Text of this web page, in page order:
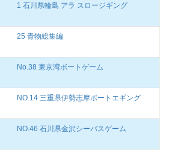
1 石川県輪島 アラ スロージギング
25 青物総集編
No.38 東京湾ボートゲーム
NO.14 三重県伊勢志摩ボートエギング
NO.46 石川県金沢シーバスゲーム